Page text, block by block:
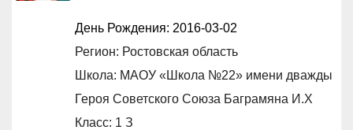
День Рождения: 2016-03-02
Регион: Ростовская область
Школа: МАОУ «Школа №22» имени дважды
Героя Советского Союза Баграмяна И.Х
Класс: 1 З